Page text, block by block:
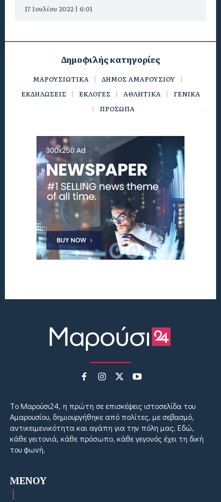
17 Ιουλίου 2022 | 6:01
Δημοφιλής κατηγορίες
ΜΑΡΟΥΣΙΩΤΙΚΑ
ΔΗΜΟΣ ΑΜΑΡΟΥΣΙΟΥ
ΕΚΔΗΛΩΣΕΙΣ
ΕΚΛΟΓΕΣ ΑΘΛΗΤΙΚΑ
ΓΕΝΙΚΑ
ΠΡΟΣΩΠΑ
Tο Μαρούσι24, η πρώτη σε επισκέψεις ιστοσελίδα του
Αμαρουσίου, δημιουργήθηκε από πολίτες, με σεβασμό,
αντικειμενικότητα και αγάπη για την πόλη μας. Εδώ,
κάθε γειτονιά, κάθε πρόσωπο, κάθε γεγονός έχει τη δική
του φωνή.
MENOY